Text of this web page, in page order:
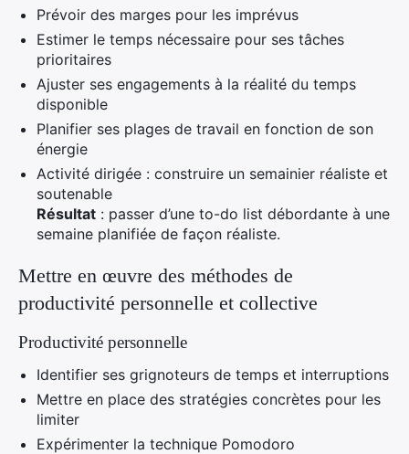
Prévoir des marges pour les imprévus
Estimer le temps nécessaire pour ses tâches
prioritaires
Ajuster ses engagements à la réalité du temps
disponible
Planifier ses plages de travail en fonction de son
énergie
Activité dirigée : construire un semainier réaliste et
soutenable
Résultat : passer d’une to-do list débordante à une
semaine planifiée de façon réaliste.
Mettre en œuvre des méthodes de
productivité personnelle et collective
Productivité personnelle
Identifier ses grignoteurs de temps et interruptions
Mettre en place des stratégies concrètes pour les
limiter
Expérimenter la technique Pomodoro